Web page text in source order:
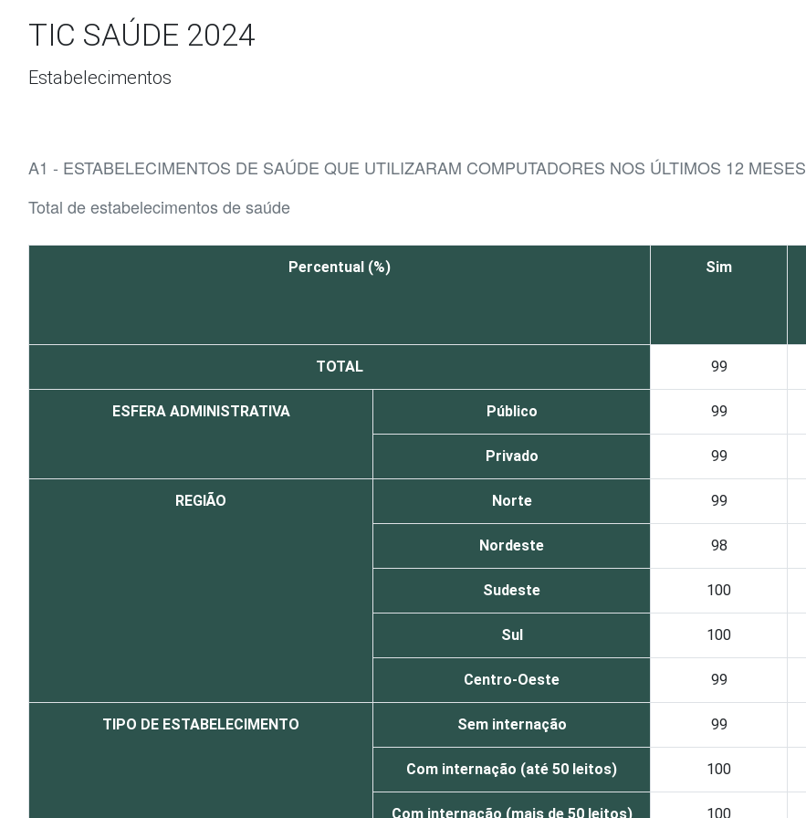
TIC SAÚDE 2024
Estabelecimentos
A1 - ESTABELECIMENTOS DE SAÚDE QUE UTILIZARAM COMPUTADORES NOS ÚLTIMOS 12 MESES
Total de estabelecimentos de saúde
Percentual (%) Sim
TOTAL 99
ESFERA ADMINISTRATIVA Público 99
Privado 99
REGIÃO Norte 99
Nordeste 98
Sudeste 100
Sul 100
Centro-Oeste 99
TIPO DE ESTABELECIMENTO Sem internação 99
Com internação (até 50 leitos) 100
Com internação (mais de 50 leitos) 100